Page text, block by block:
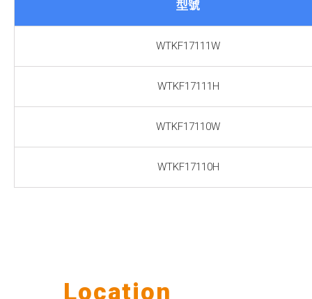
型號
WTKF17111W
WTKF17111H
WTKF17110W
WTKF17110H
Location